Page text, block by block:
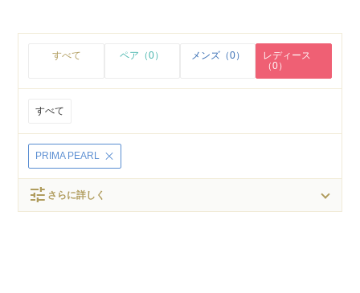
すべて ペア（0） メンズ（0）
レディース
（0）
すべて
PRIMA PEARL
tune さらに詳しく